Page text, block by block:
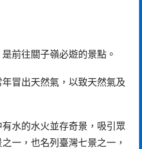
前往關子嶺必遊的景點。
冒出天然氣，以致天然氣及
水的水火並存奇景，吸引眾
一，也名列臺灣七景之一，